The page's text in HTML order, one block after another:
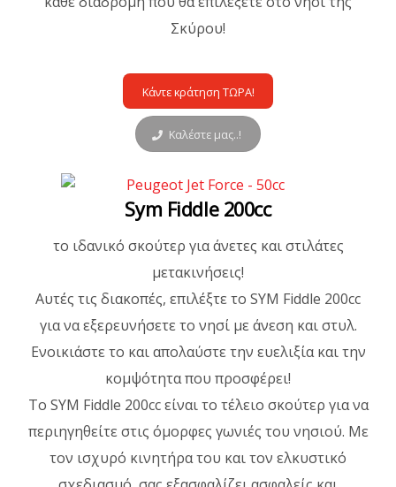
Σκύρου!
Κάντε κράτηση ΤΩΡΑ!
Καλέστε μας..!
Sym Fiddle 200cc
το ιδανικό σκούτερ για άνετες και στιλάτες
μετακινήσεις!
Αυτές τις διακοπές, επιλέξτε το SYM Fiddle 200cc
για να εξερευνήσετε το νησί με άνεση και στυλ.
Ενοικιάστε το και απολαύστε την ευελιξία και την
κομψότητα που προσφέρει!
Το SYM Fiddle 200cc είναι το τέλειο σκούτερ για να
περιηγηθείτε στις όμορφες γωνιές του νησιού. Με
τον ισχυρό κινητήρα του και τον ελκυστικό